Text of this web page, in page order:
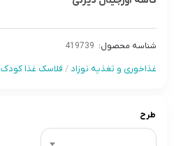
شناسه محصول: 419739
غذاخوری و تغذیه نوزاد / فلاسک غذا کودک
طرح